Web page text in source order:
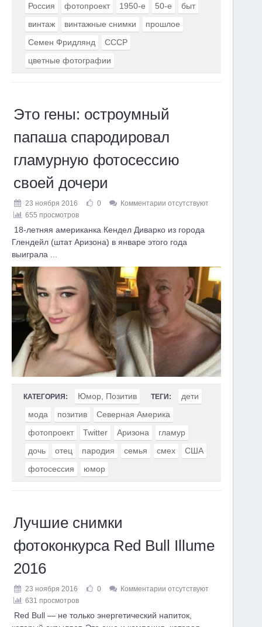
Россия
фотопроект 1950-е 50-е
быт
винтаж
винтажные снимки
прошлое
Семен Фридлянд
СССР
цветные фотографии
Это гены: остроумный
папаша спародировал
гламурную фотосессию
своей дочери
23 ноября 2016 0
Комментарии отсутствуют
655 просмотров
18-летняя американка Кендел Диварко из города
Глендейл (штат Аризона) в январе этого года
выиграла ...
КАТЕГОРИЯ: Юмор, Позитив ТЕГИ:
дети
мода
позитив
Северная Америка
фотопроект
Twitter Аризона
гламур
дочь
отец пародия семья смех
США
фотосессия
юмор
Лучшие снимки
фотоконкурса Red Bull Illume
2016
23 ноября 2016 0
Комментарии отсутствуют
631 просмотров
Red Bull — не только энергетический напиток,